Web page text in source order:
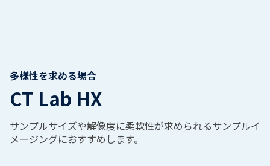
多様性を求める場合
CT Lab HX
サンプルサイズや解像度に柔軟性が求められるサンプルイ
メージングにおすすめします。